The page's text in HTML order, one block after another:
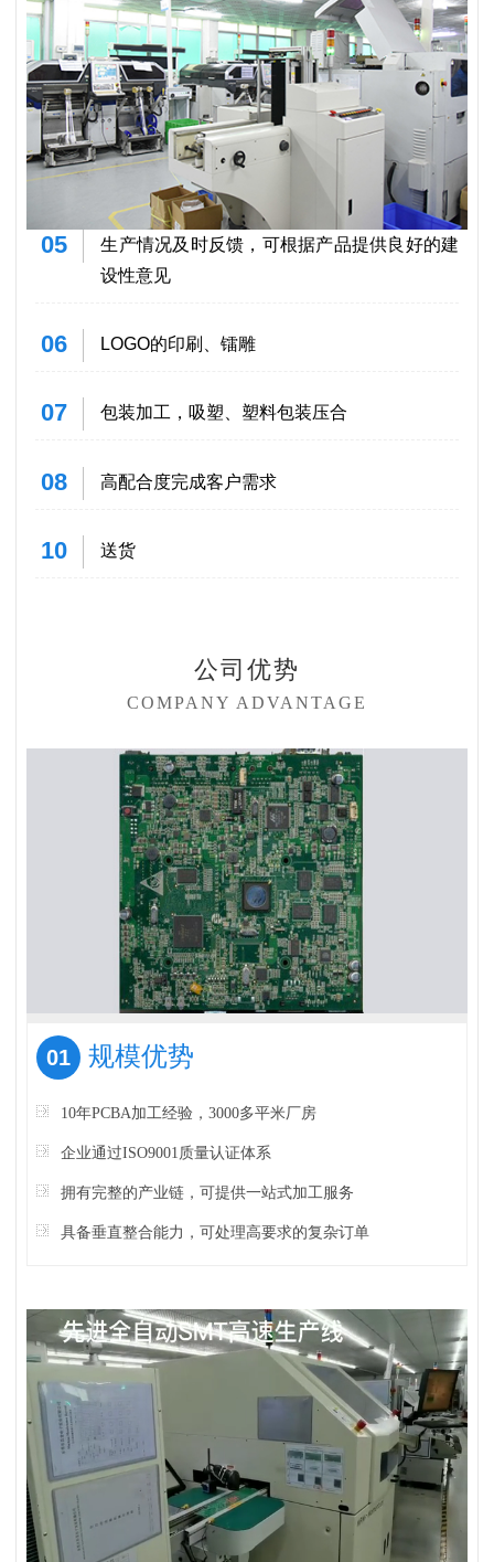
05
生产情况及时反馈，可根据产品提供良好的建
设性意见
06 LOGO的印刷、镭雕
07 包装加工，吸塑、塑料包装压合
08 高配合度完成客户需求
10 送货
公司优势
COMPANY ADVANTAGE
01 规模优势
10年PCBA加工经验，3000多平米厂房
企业通过ISO9001质量认证体系
拥有完整的产业链，可提供一站式加工服务
具备垂直整合能力，可处理高要求的复杂订单